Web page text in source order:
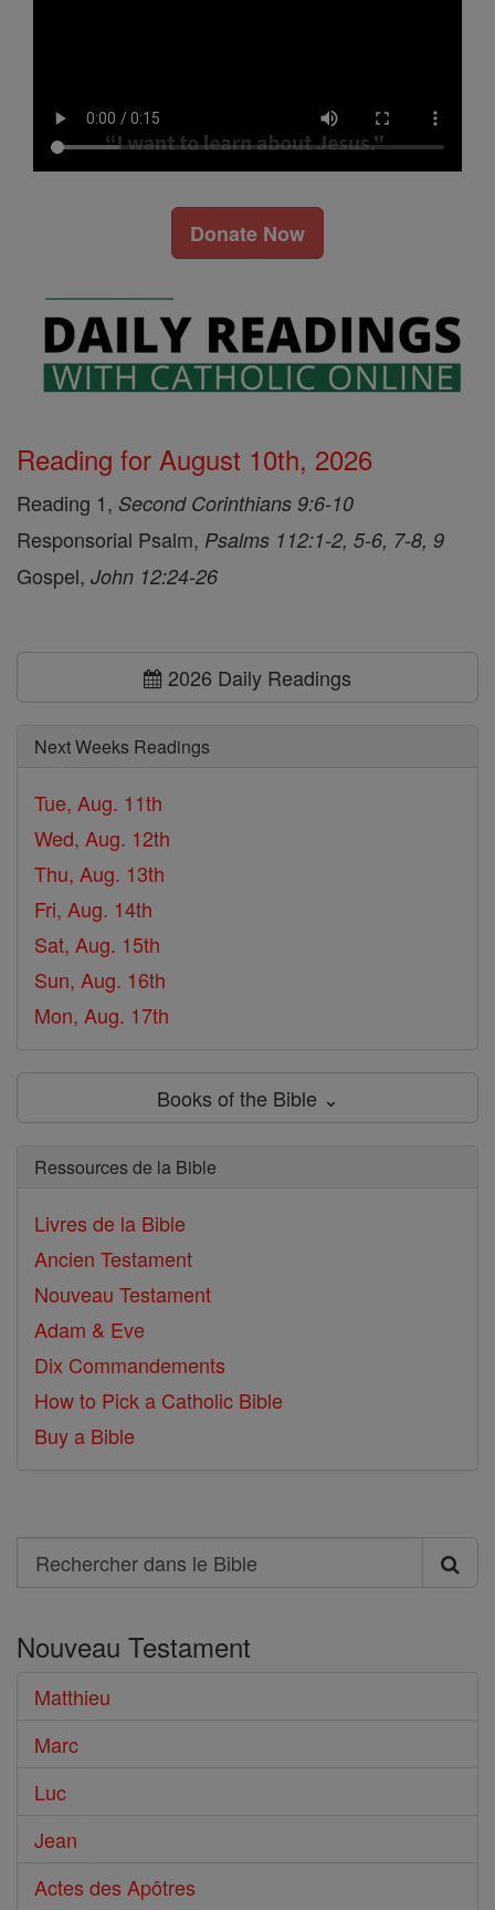
Donate Now
Reading for August 10th, 2026
Reading 1, Second Corinthians 9:6-10
Responsorial Psalm, Psalms 112:1-2, 5-6, 7-8, 9
Gospel, John 12:24-26
2026 Daily Readings
Next Weeks Readings
Tue, Aug. 11th
Wed, Aug. 12th
Thu, Aug. 13th
Fri, Aug. 14th
Sat, Aug. 15th
Sun, Aug. 16th
Mon, Aug. 17th
Books of the Bible ⌄
Ressources de la Bible
Livres de la Bible
Ancien Testament
Nouveau Testament
Adam & Eve
Dix Commandements
How to Pick a Catholic Bible
Buy a Bible
Search
Rechercher
le
Bible
Nouveau Testament
Matthieu
Marc
Luc
Jean
Actes des Apôtres